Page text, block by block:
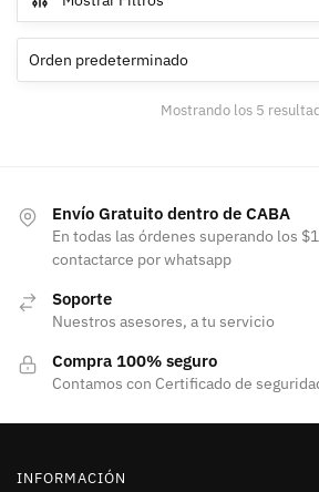
Mostrando los 5
Envío Gratuito dentro de CABA
En todas las órdenes superando los
contactarce por whatsapp
Soporte
Nuestros asesores, a tu servicio
Compra 100% seguro
Contamos con Certificado de
INFORMACIÓN